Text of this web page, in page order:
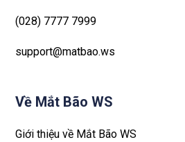
(028) 7777 7999
support@matbao.ws
Về Mắt Bão WS
Giới thiệu về Mắt Bão WS